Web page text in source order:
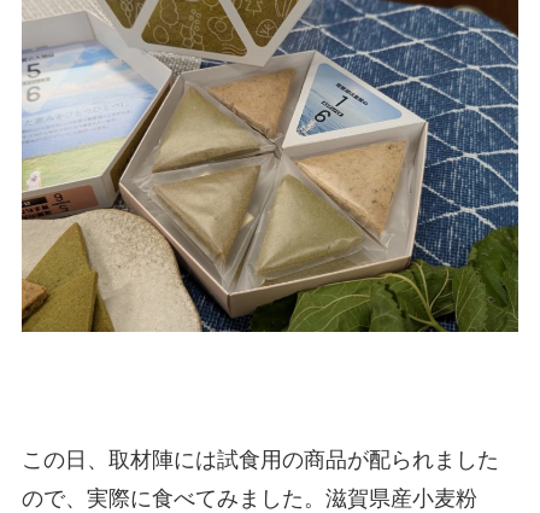
この日、取材陣には試食用の商品が配られました
ので、実際に食べてみました。滋賀県産小麦粉